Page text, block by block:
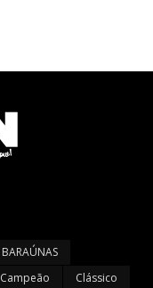
BARAÚNAS
Campeão Clássico